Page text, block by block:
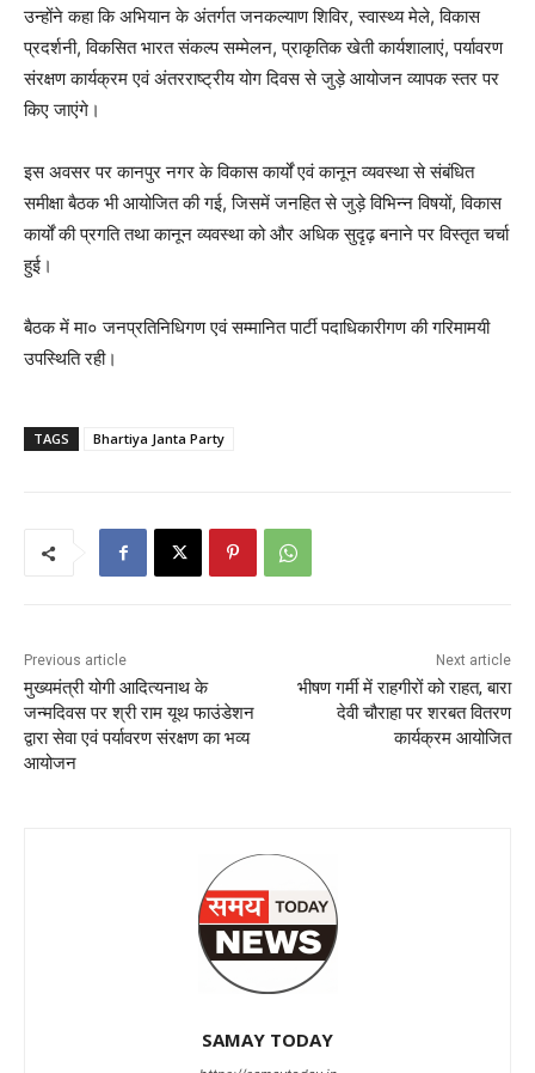
उन्होंने कहा कि अभियान के अंतर्गत जनकल्याण शिविर, स्वास्थ्य मेले, विकास
प्रदर्शनी, विकसित भारत संकल्प सम्मेलन, प्राकृतिक खेती कार्यशालाएं, पर्यावरण
संरक्षण कार्यक्रम एवं अंतरराष्ट्रीय योग दिवस से जुड़े आयोजन व्यापक स्तर पर
किए जाएंगे।
इस अवसर पर कानपुर नगर के विकास कार्यों एवं कानून व्यवस्था से संबंधित
समीक्षा बैठक भी आयोजित की गई, जिसमें जनहित से जुड़े विभिन्न विषयों, विकास
कार्यों की प्रगति तथा कानून व्यवस्था को और अधिक सुदृढ़ बनाने पर विस्तृत चर्चा
हुई।
बैठक में मा० जनप्रतिनिधिगण एवं सम्मानित पार्टी पदाधिकारीगण की गरिमामयी
उपस्थिति रही।
TAGS Bhartiya Janta Party
Previous article
मुख्यमंत्री योगी आदित्यनाथ के
जन्मदिवस पर श्री राम यूथ फाउंडेशन
द्वारा सेवा एवं पर्यावरण संरक्षण का भव्य
आयोजन
Next article
भीषण गर्मी में राहगीरों को राहत, बारा
देवी चौराहा पर शरबत वितरण
कार्यक्रम आयोजित
SAMAY TODAY